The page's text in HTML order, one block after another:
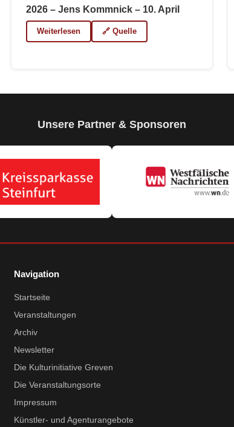
2026 – Jens Kommnick – 10. April
Weiterlesen 🔗 Quelle
Unsere Partner & Sponsoren
Navigation
Startseite
Veranstaltungen
Archiv
Newsletter
Die Kulturinitiative Greven
Die Veranstaltungsorte
Impressum
Künstler- und Agenturangebote